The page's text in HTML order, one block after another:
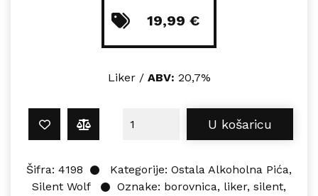
19,99 €
Liker /ABV: 20,7%
Silent Wolf BOROVNICA 0,7L
U košaricu
Šifra: 4198 Kategorije: Ostala Alkoholna Pića,
Silent Wolf
Oznake: borovnica, liker, silent,